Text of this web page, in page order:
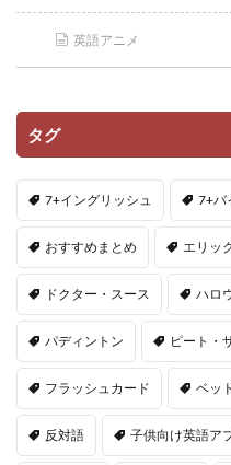
英語アニメ
タグ
7+イングリッシュ 7+バ
おすすめまとめ エリッ
ドクター・スース ハロ
パディントン ピート・
フラッシュカード ベッ
反対語 子供向け英語ア